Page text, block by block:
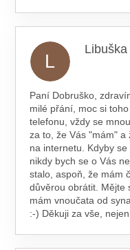
L
Libuška
Paní Dobruško,
milé přání, moc si
telefonu, vždy se
za to, že Vás "mám" a
na internetu. Kdyby
nikdy bych se o Vás
stalo, aspoň, že mám
důvěrou obrátit. Mějte
mám vnoučata od
:-) Děkuji za vše,